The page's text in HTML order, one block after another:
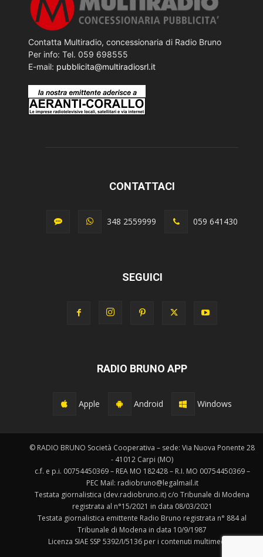
Contatta Multiradio, concessionaria di Radio Bruno
Per info: Tel. 059 698555
E-mail: pubblicita@multiradiosrl.it
CONTATTACI
348 2559999 059 641430
SEGUICI
RADIO BRUNO APP
Apple Android Windows
© RADIO BRUNO Società Cooperativa – sede: Via Nuova Ponente 28
- 41012 Carpi (MO)
c.f. e p.i. 00754450369 – REA MO 182428 – R.I. MO 00754450369 –
PEC Mail: radiobruno@legalmail.it
Testata giornalistica (dev.radiobruno.it) c/o Tribunale di Modena
registrata al n°15/2021 in data 08/03/2021
Testata giornalistica emittente Radio Bruno registrata n° 884 al
Tribunale di Modena in data 10/9/1987
Licenza SIAE SSP 5392/I/5136 per i contenuti multimediali.